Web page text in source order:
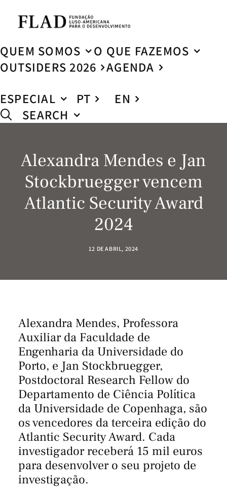
QUEM SOMOS
O QUE FAZEMOS
OUTSIDERS 2026
AGENDA
ESPECIAL
PT
EN
SEARCH
Alexandra Mendes e Jan
Stockbruegger vencem
Atlantic Security Award
2024
12 DE ABRIL, 2024
Alexandra Mendes, Professora
Auxiliar da Faculdade de
Engenharia da Universidade do
Porto, e Jan Stockbruegger,
Postdoctoral Research Fellow do
Departamento de Ciência Política
da Universidade de Copenhaga, são
os vencedores da terceira edição do
Atlantic Security Award. Cada
investigador receberá 15 mil euros
para desenvolver o seu projeto de
investigação.